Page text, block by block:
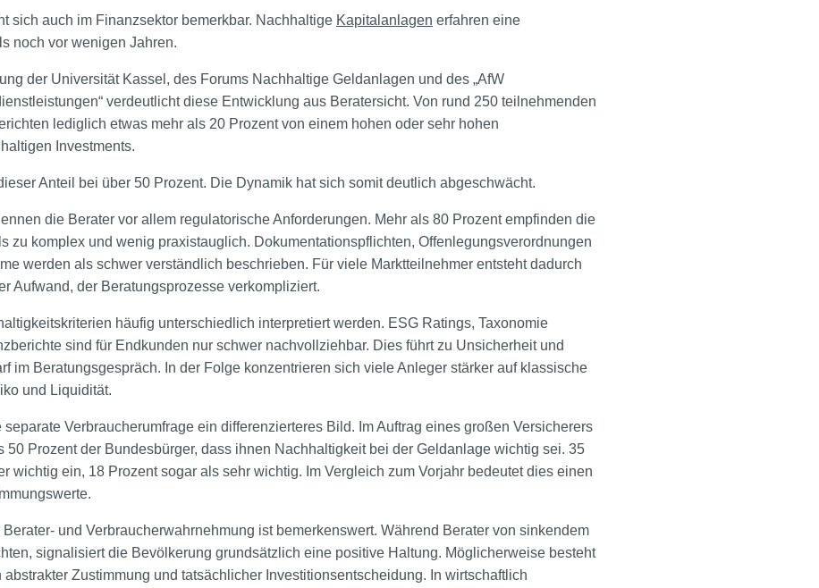
sich auch im Finanzsektor bemerkbar. Nachhaltige Kapitalanlagen erfahren eine
noch vor wenigen Jahren.
der Universität Kassel, des Forums Nachhaltige Geldanlagen und des „AfW
verdeutlicht diese Entwicklung aus Beratersicht. Von rund 250 teilnehmenden
lediglich etwas mehr als 20 Prozent von einem hohen oder sehr hohen
Investments.
Anteil bei über 50 Prozent. Die Dynamik hat sich somit deutlich abgeschwächt.
die Berater vor allem regulatorische Anforderungen. Mehr als 80 Prozent empfinden die
zu komplex und wenig praxistauglich. Dokumentationspflichten, Offenlegungsverordnungen
werden als schwer verständlich beschrieben. Für viele Marktteilnehmer entsteht dadurch
Aufwand, der Beratungsprozesse verkompliziert.
häufig unterschiedlich interpretiert werden. ESG Ratings, Taxonomie
sind für Endkunden nur schwer nachvollziehbar. Dies führt zu Unsicherheit und
im Beratungsgespräch. In der Folge konzentrieren sich viele Anleger stärker auf klassische
und Liquidität.
Verbraucherumfrage ein differenzierteres Bild. Im Auftrag eines großen Versicherers
50 Prozent der Bundesbürger, dass ihnen Nachhaltigkeit bei der Geldanlage wichtig sei. 35
wichtig ein, 18 Prozent sogar als sehr wichtig. Im Vergleich zum Vorjahr bedeutet dies einen
und Verbraucherwahrnehmung ist bemerkenswert. Während Berater von sinkendem
signalisiert die Bevölkerung grundsätzlich eine positive Haltung. Möglicherweise besteht
Zustimmung und tatsächlicher Investitionsentscheidung. In wirtschaftlich